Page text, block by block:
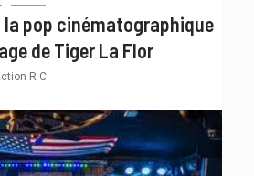
: la pop cinématographique
de Tiger La Flor
R C